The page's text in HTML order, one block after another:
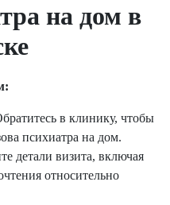
на дом в
в клинику, чтобы
психиатра на дом.
детали визита, включая
относительно